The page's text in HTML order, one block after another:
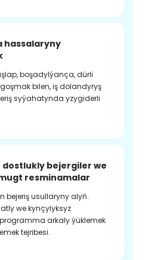
hassalaryny
boşadylýança, dürli
bilen, iş dolandyryş
syýahatynda yzygiderli
dostlukly bejergiler we
resminamalar
bejeriş usullaryny alyň.
we kynçylyksyz
arkaly ýüklemek
tejribesi.